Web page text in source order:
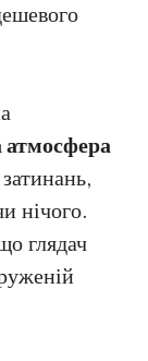
нічого.
глядач